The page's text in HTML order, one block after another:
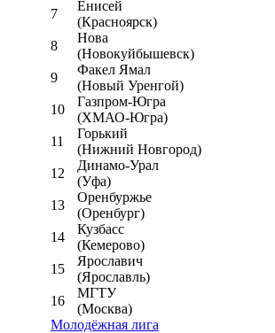
7
Енисей
(Красноярск)
8
Нова
(Новокуйбышевск)
9
Факел Ямал
(Новый Уренгой)
10
Газпром-Югра
(ХМАО-Югра)
11
Горький
(Нижний Новгород)
12
Динамо-Урал
(Уфа)
13
Оренбуржье
(Оренбург)
14
Кузбасс
(Кемерово)
15
Ярославич
(Ярославль)
16
МГТУ
(Москва)
Молодёжная лига